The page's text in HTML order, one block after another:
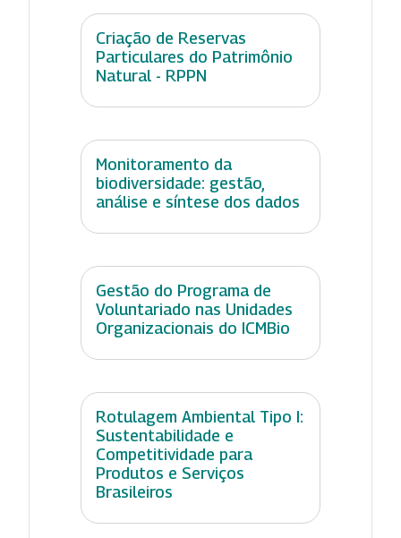
Criação de Reservas
Particulares do Patrimônio
Natural - RPPN
Monitoramento da
biodiversidade: gestão,
análise e síntese dos dados
Gestão do Programa de
Voluntariado nas Unidades
Organizacionais do ICMBio
Rotulagem Ambiental Tipo I:
Sustentabilidade e
Competitividade para
Produtos e Serviços
Brasileiros